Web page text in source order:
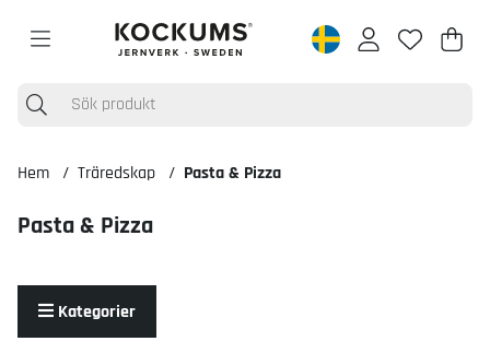
.
Hem Träredskap Pasta & Pizza
Pasta & Pizza
Kategorier